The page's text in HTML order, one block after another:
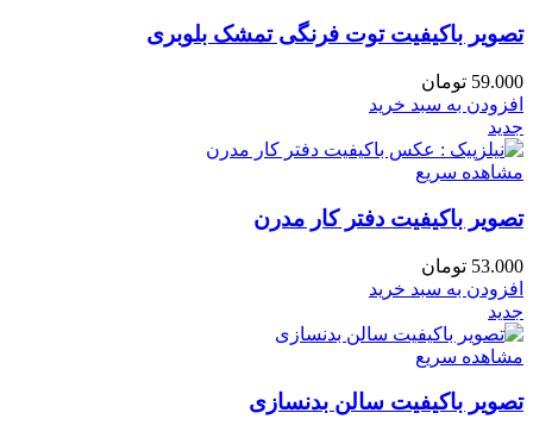
تصویر باکیفیت توت‌ فرنگی تمشک بلوبری
59.000 تومان
افزودن به سبد خرید
جدید
مشاهده سریع
تصویر باکیفیت دفتر کار مدرن
53.000 تومان
افزودن به سبد خرید
جدید
مشاهده سریع
تصویر باکیفیت سالن بدنسازی